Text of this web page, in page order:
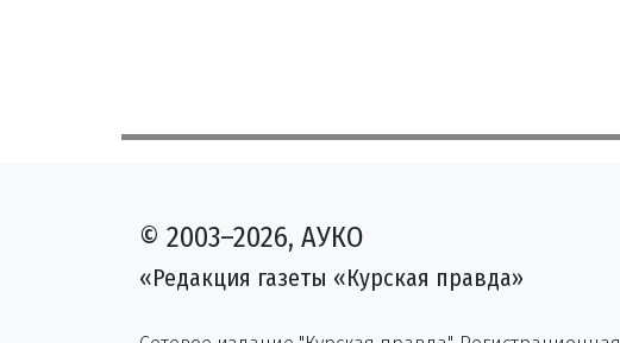
© 2003–2026, АУКО
«Редакция газеты «Курская правда»